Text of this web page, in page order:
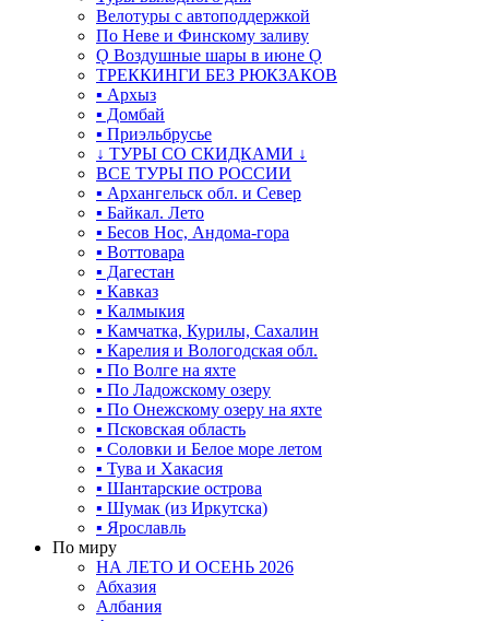
Велотуры с автоподдержкой
По Неве и Финскому заливу
Ǫ Воздушные шары в июне Ǫ
ТРЕККИНГИ БЕЗ РЮКЗАКОВ
▪ Архыз
▪ Домбай
▪ Приэльбрусье
↓ ТУРЫ СО СКИДКАМИ ↓
ВСЕ ТУРЫ ПО РОССИИ
▪ Архангельск обл. и Север
▪ Байкал. Лето
▪ Бесов Нос, Андома-гора
▪ Воттовара
▪ Дагестан
▪ Кавказ
▪ Калмыкия
▪ Камчатка, Курилы, Сахалин
▪ Карелия и Вологодская обл.
▪ По Волге на яхте
▪ По Ладожскому озеру
▪ По Онежскому озеру на яхте
▪ Псковская область
▪ Соловки и Белое море летом
▪ Тува и Хакасия
▪ Шантарские острова
▪ Шумак (из Иркутска)
▪ Ярославль
По миру
НА ЛЕТО И ОСЕНЬ 2026
Абхазия
Албания